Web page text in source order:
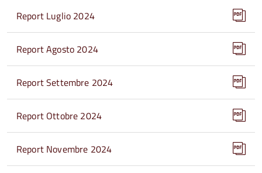
Report Luglio 2024
Report Agosto 2024
Report Settembre 2024
Report Ottobre 2024
Report Novembre 2024